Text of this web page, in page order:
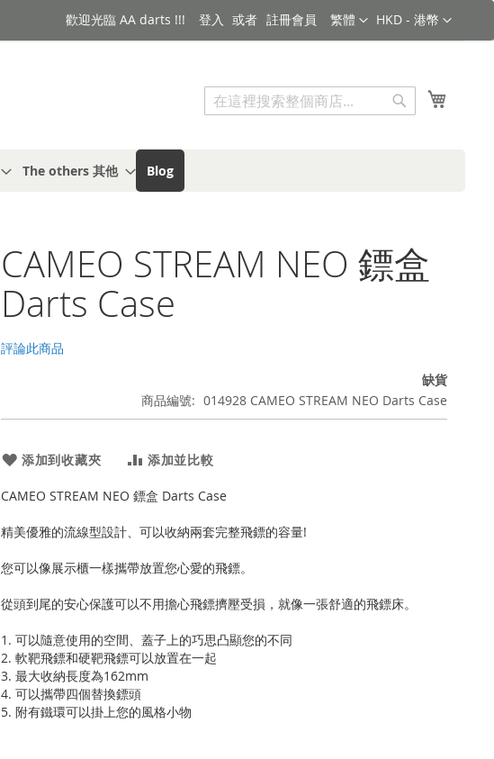
金額
HKD - 港幣
語言
繁體
歡迎光臨 AA darts !!! 登入 註冊會員
搜索
The others 其他 Blog
CAMEO STREAM NEO 鏢盒
Darts Case
評論此商品
缺貨
商品編號
014928 CAMEO STREAM NEO Darts Case
添加到收藏夾 添加並比較
CAMEO STREAM NEO 鏢盒 Darts Case
精美優雅的流線型設計、可以收納兩套完整飛鏢的容量!
您可以像展示櫃一樣攜帶放置您心愛的飛鏢。
從頭到尾的安心保護可以不用擔心飛鏢擠壓受損，就像一張舒適的飛鏢床。
1. 可以隨意使用的空間、蓋子上的巧思凸顯您的不同
2. 軟靶飛鏢和硬靶飛鏢可以放置在一起
3. 最大收納長度為162mm
4. 可以攜帶四個替換鏢頭
5. 附有鐵環可以掛上您的風格小物